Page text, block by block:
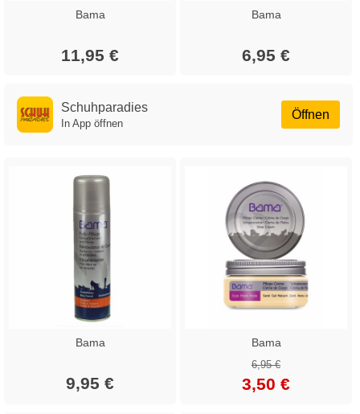
Bama
11,95 €
Bama
6,95 €
Öffnen
Schuhparadies
In App öffnen
Bama
9,95 €
Bama
6,95 €
3,50 €